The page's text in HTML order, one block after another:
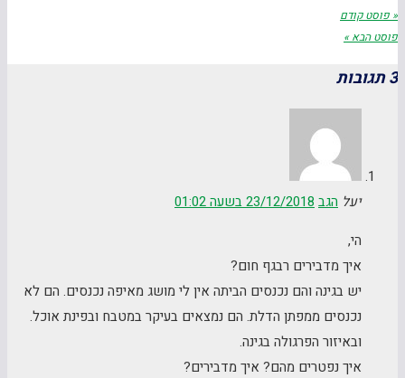
« פוסט קודם
פוסט הבא »
3 תגובות
יעל הגב 23/12/2018 בשעה 01:02
הי,
איך מדבירים רבגף חום?
יש בגינה והם נכנסים הביתה אין לי מושג מאיפה נכנסים. הם לא
נכנסים ממפתן הדלת. הם נמצאים בעיקר במטבח ובפינת אוכל.
ובאיזור הפרגולה בגינה.
איך נפטרים מהם? איך מדבירים?